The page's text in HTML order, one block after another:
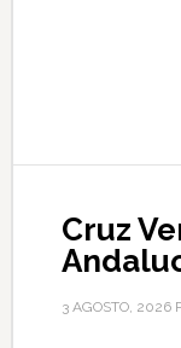
Cruz
3 AGOSTO, 2026